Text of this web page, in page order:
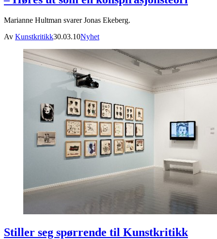
Marianne Hultman svarer Jonas Ekeberg.
Av Kunstkritikk30.03.10Nyhet
Stiller seg spørrende til Kunstkritikk